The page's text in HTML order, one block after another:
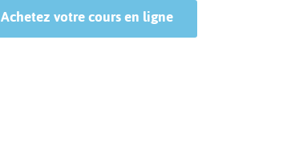
Achetez votre cours en ligne